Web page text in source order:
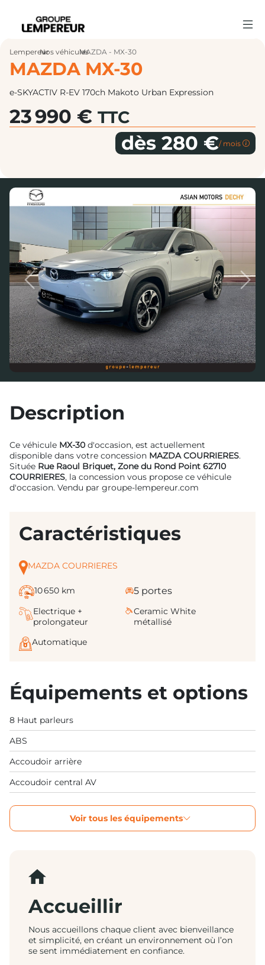
Lempereur
›
Nos véhicules
›
MAZDA - MX-30
MAZDA MX-30
e-SKYACTIV R-EV 170ch Makoto Urban Expression
23 990 € TTC
dès 280 €/ mois
Previous Next
Description
Ce véhicule MX-30 d'occasion, est actuellement
disponible dans votre concession MAZDA COURRIERES.
Située Rue Raoul Briquet, Zone du Rond Point 62710
COURRIERES, la concession vous propose ce véhicule
d'occasion. Vendu par groupe-lempereur.com
Caractéristiques
MAZDA COURRIERES
10 650 km 5 portes
Electrique +
prolongateur
Ceramic White
métallisé
Automatique
Équipements et options
8 Haut parleurs
ABS
Accoudoir arrière
Accoudoir central AV
Voir tous les équipements
Accueillir
Nous accueillons chaque client avec bienveillance
et simplicité, en créant un environnement où l’on
se sent immédiatement en confiance.